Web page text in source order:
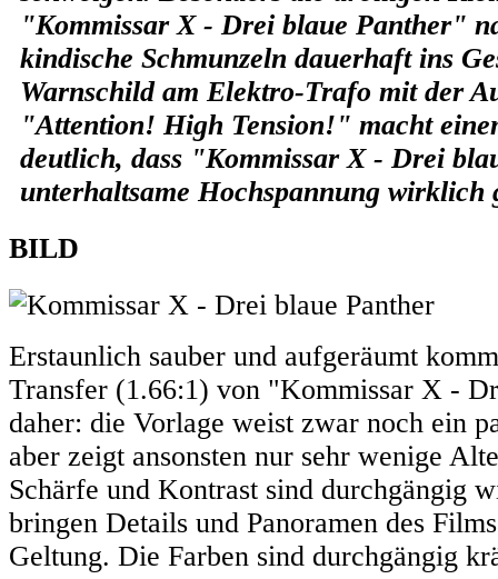
"Kommissar X - Drei blaue Panther"
kindische Schmunzeln dauerhaft ins
Warnschild am Elektro-Trafo mit der
"Attention! High Tension!" macht
deutlich, dass "Kommissar X - Drei
unterhaltsame Hochspannung wirklich
BILD
Erstaunlich sauber und aufgeräumt
Transfer (1.66:1) von "Kommissar X -
daher: die Vorlage weist zwar noch ein
aber zeigt ansonsten nur sehr wenige
Schärfe und Kontrast sind durchgängig
bringen Details und Panoramen des
Geltung. Die Farben sind durchgängig